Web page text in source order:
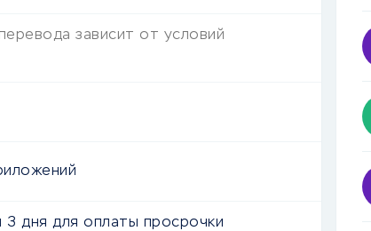
зависит от условий
3 дня для оплаты просрочки